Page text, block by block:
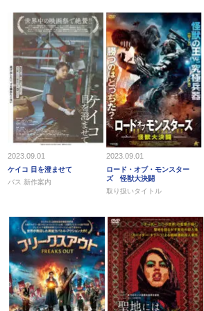
2023.09.01
ケイコ 目を澄ませて
バス 新作案内
2023.09.01
ロード・オブ・モンスター
ズ 怪獣大決闘
取り扱いタイトル